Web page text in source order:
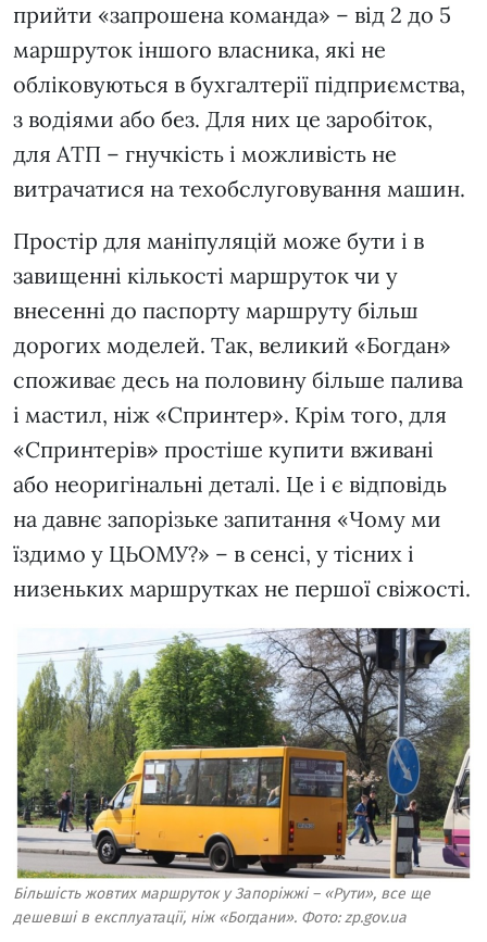
прийти «запрошена команда» – від 2 до 5
маршруток іншого власника, які не
обліковуються в бухгалтерії підприємства,
з водіями або без. Для них це заробіток,
для АТП – гнучкість і можливість не
витрачатися на техобслуговування машин.
Простір для маніпуляцій може бути і в
завищенні кількості маршруток чи у
внесенні до паспорту маршруту більш
дорогих моделей. Так, великий «Богдан»
споживає десь на половину більше палива
і мастил, ніж «Спринтер». Крім того, для
«Спринтерів» простіше купити вживані
або неоригінальні деталі. Це і є відповідь
на давнє запорізьке запитання «Чому ми
їздимо у ЦЬОМУ?» – в сенсі, у тісних і
низеньких маршрутках не першої свіжості.
Більшість жовтих маршруток у Запоріжжі – «Рути», все ще
дешевші в експлуатації, ніж «Богдани». Фото: zp.gov.ua